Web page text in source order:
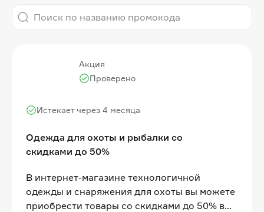
Акция
Одежда для охоты и рыбалки со
скидками до 50%
Истекает через 4 месяца
Проверено
В интернет-магазине технологичной
одежды и снаряжения для охоты вы можете
приобрести товары со скидками до 50% в